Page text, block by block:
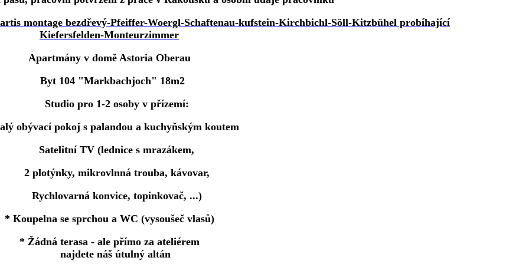
Apartmány v domě Astoria Oberau
Byt 104 "Markbachjoch" 18m2
Studio pro 1-2 osoby v přízemí:
obývací pokoj s palandou a kuchyňským koutem
Satelitní TV (lednice s mrazákem,
2 plotýnky, mikrovlnná trouba, kávovar,
Rychlovarná konvice, topinkovač, ...)
* Koupelna se sprchou a WC (vysoušeč vlasů)
* Žádná terasa - ale přímo za ateliérem
najdete náš útulný altán